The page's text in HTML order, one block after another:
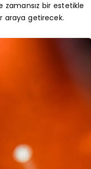
zamansız bir estetikle
araya getirecek.